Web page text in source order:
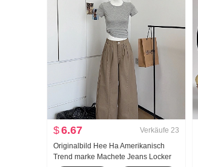
$6.67 Verkäufe 23
Originalbild Hee Ha Amerikanisch
Trend marke Machete Jeans Locker